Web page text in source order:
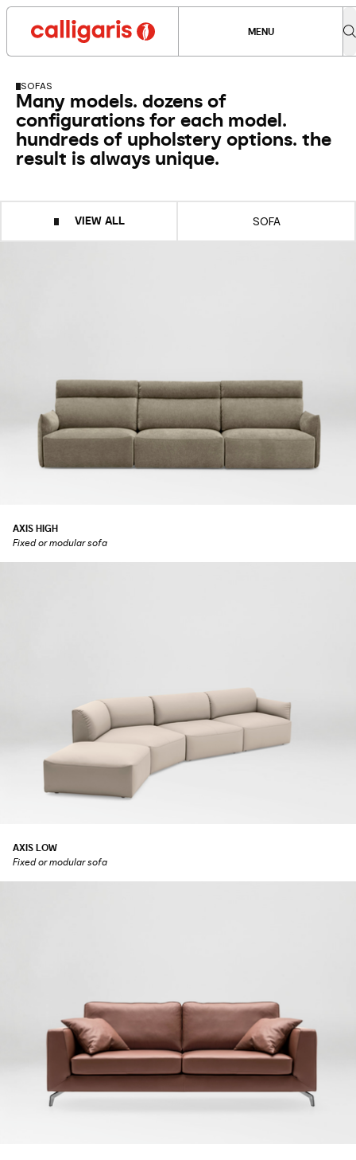
MENU
SOFAS
Many models. dozens of
configurations for each model.
hundreds of upholstery options. the
result is always unique.
VIEW ALL SOFA
AXIS HIGH
Fixed or modular sofa
AXIS LOW
Fixed or modular sofa